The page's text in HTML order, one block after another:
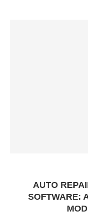
AUTO
SOFTWARE: